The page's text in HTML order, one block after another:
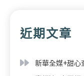
近期文章
新華全媒+甜心